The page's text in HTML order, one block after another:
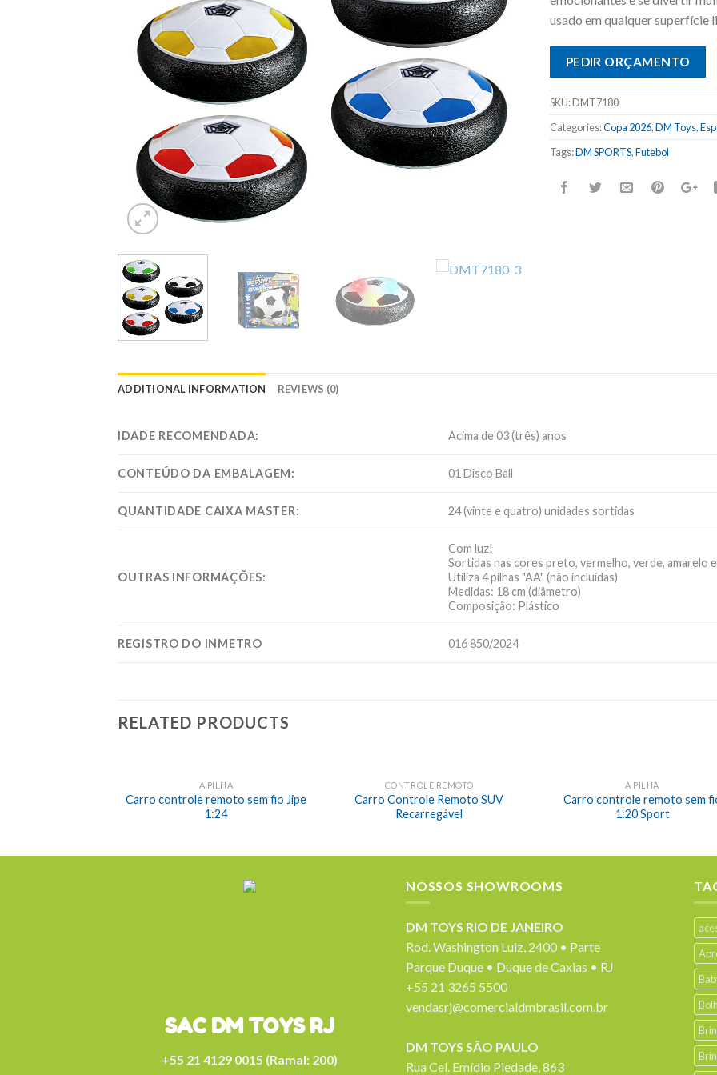
usado em qualquer superfície
PEDIR ORÇAMENTO
SKU:DMT7180
Categories:Copa 2026,DM Toys,
Tags:DM SPORTS,Futebol
ADDITIONAL INFORMATION REVIEWS (0)
IDADE RECOMENDADA: Acima de 03 (três) anos
CONTEÚDO DA EMBALAGEM: 01 Disco Ball
QUANTIDADE CAIXA MASTER: 24 (vinte e quatro) unidades sortidas
OUTRAS INFORMAÇÕES:
Com luz!
Sortidas nas cores preto, vermelho, verde, amarelo
Utiliza 4 pilhas "AA" (não incluídas)
Medidas: 18 cm (diâmetro)
Composição: Plástico
REGISTRO DO INMETRO 016 850/2024
RELATED PRODUCTS
A PILHA
Carro controle remoto sem fio Jipe
1:24
CONTROLE REMOTO
Carro Controle Remoto SUV
Recarregável
A PILHA
Carro controle remoto sem
1:20 Sport
SAC DM TOYS RJ
+55 21 4129 0015 (Ramal: 200)
NOSSOS SHOWROOMS
DM TOYS RIO DE JANEIRO
Rod. Washington Luiz, 2400 • Parte
Parque Duque • Duque de Caxias • RJ
+55 21 3265 5500
vendasrj@comercialdmbrasil.com.br
DM TOYS SÃO PAULO
Rua Cel. Emídio Piedade, 863